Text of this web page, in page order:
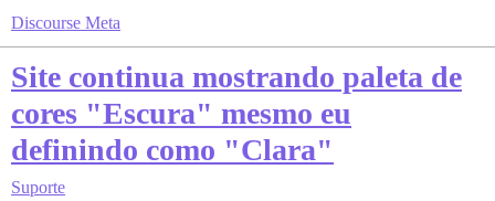
Discourse Meta
Site continua mostrando paleta de
cores "Escura" mesmo eu
definindo como "Clara"
Suporte